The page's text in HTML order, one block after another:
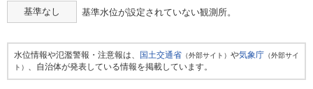
基準なし 基準水位が設定されていない観測所。
水位情報や氾濫警報・注意報は、 国土交通省 （外部サイト） や気象庁 （外部サイ
ト） 、自治体が発表している情報を掲載しています。